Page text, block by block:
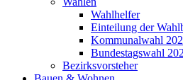
Wahlhelfer
Einteilung der
Kommunalwahl
Bundestagswahl
Bezirksvorsteher